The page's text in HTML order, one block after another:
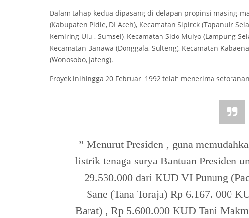
Dalam tahap kedua dipasang di delapan propinsi masing-
(Kabupaten Pidie, DI Aceh), Kecamatan Sipirok (Tapanulr
Kemiring Ulu , Sumsel), Kecamatan Sido Mulyo (Lampung
Kecamatan Banawa (Donggala, Sulteng), Kecamatan
(Wonosobo, Jateng).
Proyek inihingga 20 Februari 1992 telah menerima
” Menurut Presiden , guna
listrik tenaga surya Bantuan Presiden
29.530.000 dari KUD VI Punung
Sane (Tana Toraja) Rp 6.167. 000
Barat) , Rp 5.600.000 KUD Tani